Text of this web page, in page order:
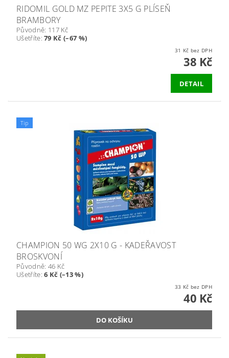
RIDOMIL GOLD MZ PEPITE 3X5 G PLÍSEŇ
BRAMBORY
Původně: 117 Kč
Ušetříte:79 Kč (–67 %)
31 Kč bez DPH
38 Kč
DETAIL
Tip
CHAMPION 50 WG 2X10 G - KADEŘAVOST
BROSKVONÍ
Původně: 46 Kč
Ušetříte:6 Kč (–13 %)
33 Kč bez DPH
40 Kč